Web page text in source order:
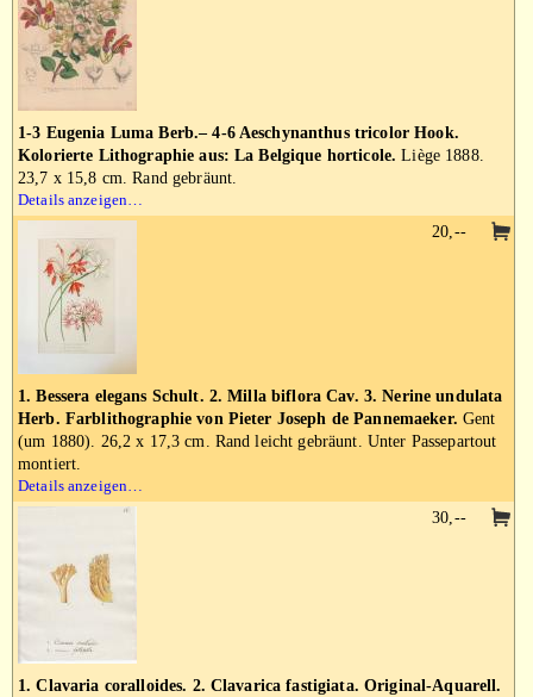
1-3 Eugenia Luma Berb.– 4-6 Aeschynanthus tricolor Hook.
Kolorierte Lithographie aus: La Belgique horticole. Liège 1888.
23,7 x 15,8 cm. Rand gebräunt.
Details anzeigen…
1. Bessera elegans Schult. 2. Milla biflora Cav. 3. Nerine undulata
Herb. Farblithographie von Pieter Joseph de Pannemaeker. Gent
(um 1880). 26,2 x 17,3 cm. Rand leicht gebräunt. Unter Passepartout
montiert.
Details anzeigen…
20,--
1. Clavaria coralloides. 2. Clavarica fastigiata. Original-Aquarell.
30,--